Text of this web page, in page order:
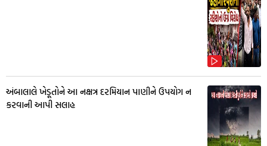
અંબાલાલે ખેડૂતોને આ નક્ષત્ર દરમિયાન પાણીને ઉપયોગ ન
કરવાની આપી સલાહ